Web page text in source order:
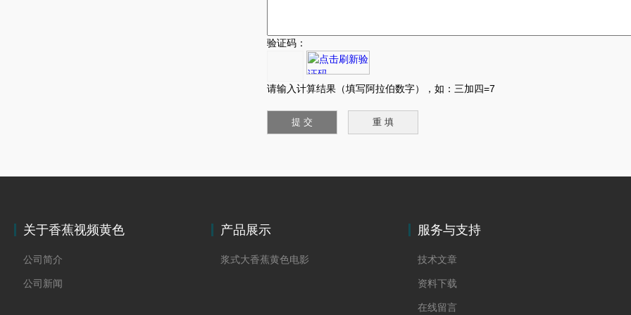
验证码：
请输入计算结果（填写阿拉伯数字），如：三加四=7
关于香蕉视频黄色
公司简介
公司新闻
产品展示
浆式大香蕉黄色电影
服务与支持
技术文章
资料下载
在线留言